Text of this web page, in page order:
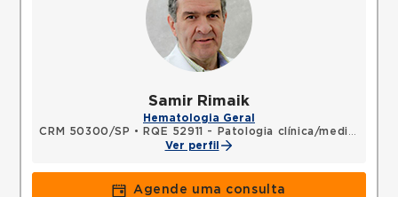
Samir Rimaik
Hematologia Geral
CRM 50300/SP •
RQE 52911 - Patologia clínica/medicina laboratorial
Ver perfil
Agende uma consulta